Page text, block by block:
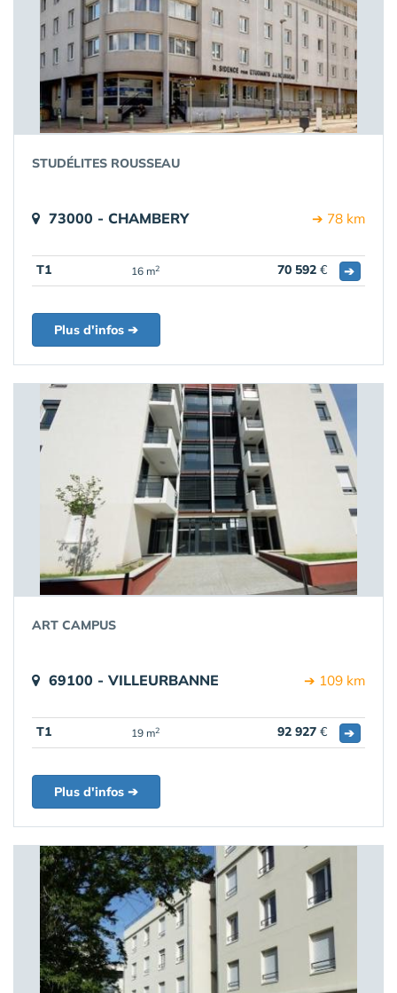
STUDÉLITES ROUSSEAU
73000 - CHAMBERY ➔ 78 km
T1 16 m2 70 592 € ➔
Plus d'infos ➔
ART CAMPUS
69100 - VILLEURBANNE ➔ 109 km
T1 19 m2 92 927 € ➔
Plus d'infos ➔